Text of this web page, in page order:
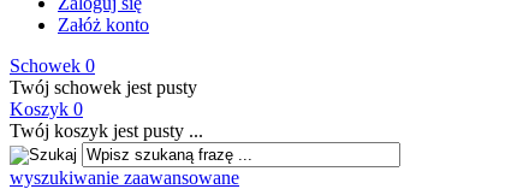
Załóż konto
Schowek 0
Twój schowek jest pusty
Koszyk 0
Twój koszyk jest pusty ...
wyszukiwanie zaawansowane